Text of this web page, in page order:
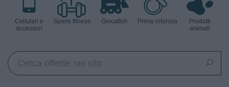
Cellulari e
accessori
Sports fitness Giocattoli Prima infanzia
Prodotti
animali